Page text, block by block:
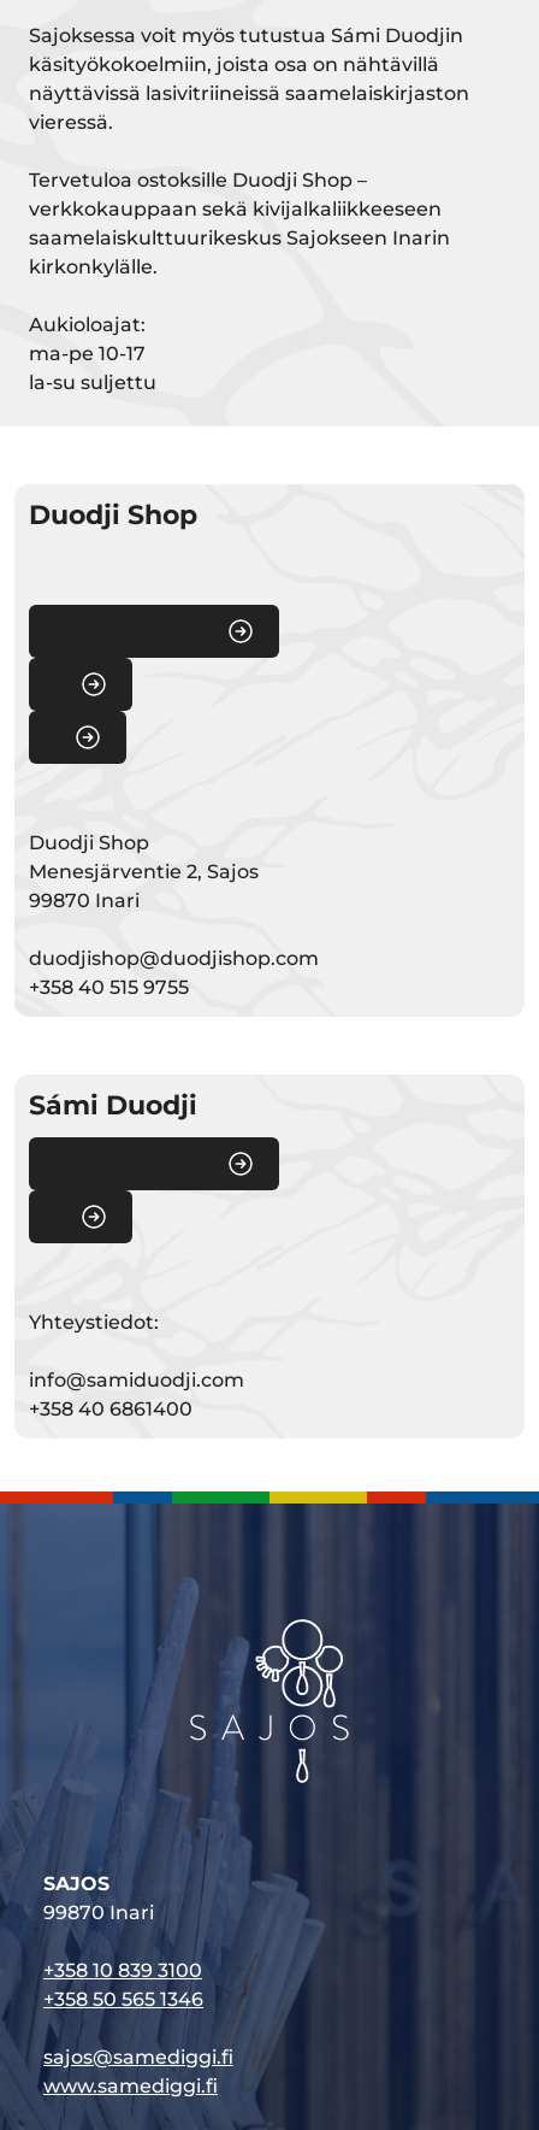
Sajoksessa voit myös tutustua Sámi Duodjin
käsityökokoelmiin, joista osa on nähtävillä
näyttävissä lasivitriineissä saamelaiskirjaston
vieressä.
Tervetuloa ostoksille Duodji Shop –
verkkokauppaan sekä kivijalkaliikkeeseen
saamelaiskulttuurikeskus Sajokseen Inarin
kirkonkylälle.
Aukioloajat:
ma-pe 10-17
la-su suljettu
Duodji Shop
Duodji Shop verkkosivut
Instagram
Facebook
Duodji Shop
Menesjärventie 2, Sajos
99870 Inari
duodjishop@duodjishop.com
+358 40 515 9755
Sámi Duodji
Sámi Duodji verkkosivut
Instagram
Yhteystiedot:
info@samiduodji.com
+358 40 6861400
SAJOS
99870 Inari
+358 10 839 3100
+358 50 565 1346
sajos@samediggi.fi
www.samediggi.fi